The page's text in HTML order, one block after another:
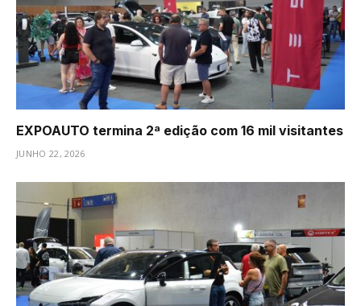
EXPOAUTO termina 2ª edição com 16 mil visitantes
JUNHO 22, 2026